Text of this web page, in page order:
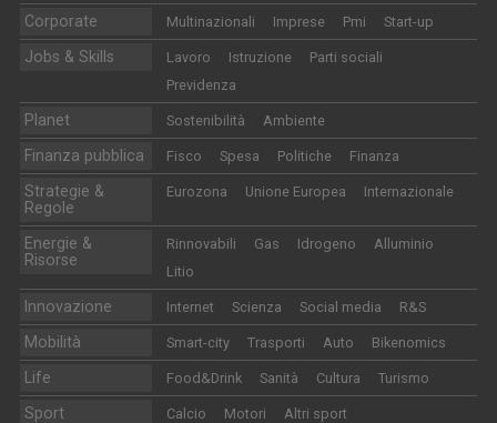
Corporate Multinazionali Imprese Pmi Start-up
Jobs & Skills Lavoro Istruzione
Parti sociali
Previdenza
Planet Sostenibilità Ambiente
Finanza pubblica Fisco Spesa Politiche Finanza
Strategie &
Regole
Eurozona Unione Europea Internazionale
Energie &
Risorse
Rinnovabili Gas Idrogeno
Alluminio
Litio
Innovazione Internet Scienza Social media R&S
Mobilità Smart-city Trasporti Auto Bikenomics
Life Food&Drink Sanità Cultura Turismo
Sport Calcio Motori Altri sport